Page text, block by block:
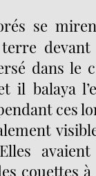
se
dans le
balaya
ces
couettes